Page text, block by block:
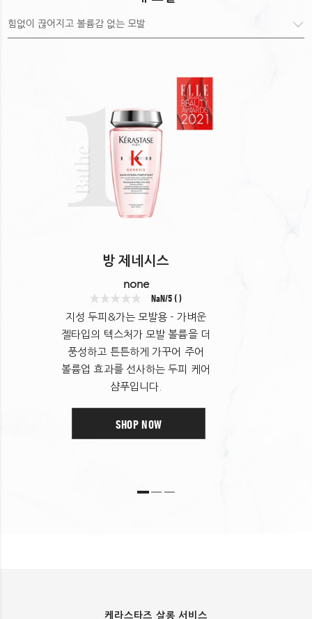
• 에델바이스 줄기세포 추출물: 모발에 영양을 공급하며 유해
요소로부터 모발 보호
정제수 소듐라우레스설페이트 소듐클로라이드
코카미도프로필베타인 다이메티콘 시트릭애씨드
헥실렌글라이콜 소듐벤조에이트 소듐하이드록사이드
아모다이메티콘 카보머
구아하이드록시프로필트라이모늄클로라이드 트라이데세스-10
글리세린 살리실릭애씨드 리모넨 글라이콜다이스테아레이트
마이카 피이지-100스테아레이트 리날룰 스테아레스-6
페녹시에탄올 코코-베타인 트라이데세스-3 티타늄디옥사이드
벤질살리실레이트 쿠마린 생강추출물 시트랄 벤질알코올
1
방 제네시스
none
NaN/5 ( )
지성 두피&가는 모발용 - 가벼운
젤타입의 텍스처가 모발 볼륨을 더
풍성하고 튼튼하게 가꾸어 주어
볼륨업 효과를 선사하는 두피 케어
샴푸입니다.
SHOP NOW
케라스타즈 살롱 서비스